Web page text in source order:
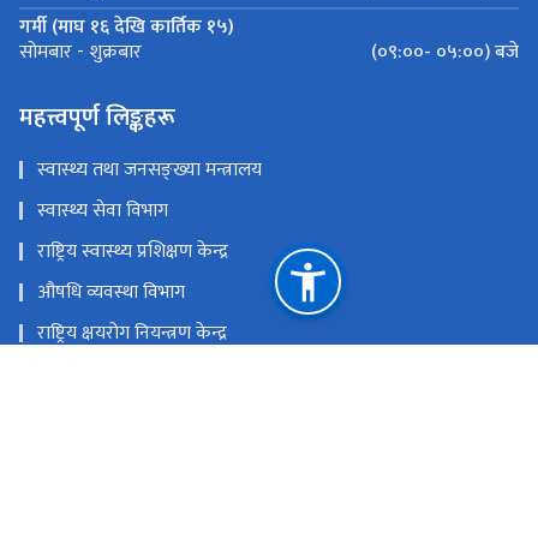
गर्मी (माघ १६ देखि कार्तिक १५)
सोमबार - शुक्रबार (०९:००- ०५:००) बजे
महत्त्वपूर्ण लिङ्कहरू
स्वास्थ्य तथा जनसङ्ख्या मन्त्रालय
स्वास्थ्य सेवा विभाग
राष्ट्रिय स्वास्थ्य प्रशिक्षण केन्द्र
औषधि व्यवस्था विभाग
राष्ट्रिय क्षयरोग नियन्त्रण केन्द्र